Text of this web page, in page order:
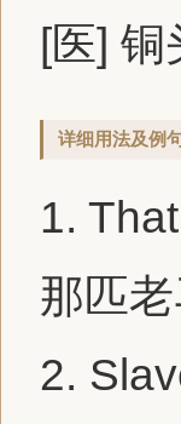
[医] 铜
详细用法及例
1.
那匹
2.